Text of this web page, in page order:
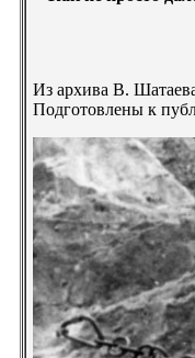
Из архива В.
Подготовлены к